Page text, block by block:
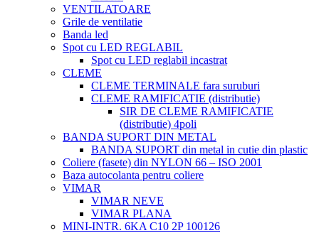
VENTILATOARE
Grile de ventilatie
Banda led
Spot cu LED REGLABIL
Spot cu LED reglabil incastrat
CLEME
CLEME TERMINALE fara suruburi
CLEME RAMIFICATIE (distributie)
SIR DE CLEME RAMIFICATIE
(distributie) 4poli
BANDA SUPORT DIN METAL
BANDA SUPORT din metal in cutie din plastic
Coliere (fasete) din NYLON 66 – ISO 2001
Baza autocolanta pentru coliere
VIMAR
VIMAR NEVE
VIMAR PLANA
MINI-INTR. 6KA C10 2P 100126